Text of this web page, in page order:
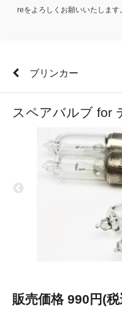
reをよろしくお願いいたします。
ブリンカー
スペアバルブ for
販売価格 990円(税